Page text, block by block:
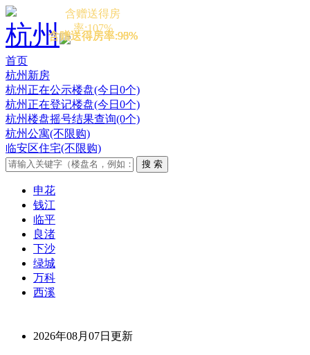
杭州
首页
杭州新房
杭州正在公示楼盘(今日0个)
杭州正在登记楼盘(今日0个)
杭州楼盘摇号结果查询(0个)
杭州公寓(不限购)
临安区住宅(不限购)
申花
钱江
临平
良渚
下沙
绿城
万科
西溪
2026年08月07日更新
本期开盘
含赠送得房率:93%
本期开盘
含赠送得房率:96%
本期开盘
含赠送得房率:90%
本期开盘
含赠送得房率:95%
含赠送得房
率:107%